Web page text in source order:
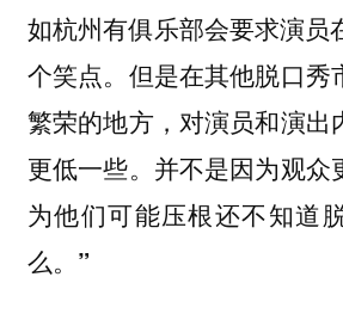
如杭州有俱乐部会要求演员
个笑点。但是在其他脱口秀
繁荣的地方，对演员和演出
更低一些。并不是因为观众
为他们可能压根还不知道
么。”